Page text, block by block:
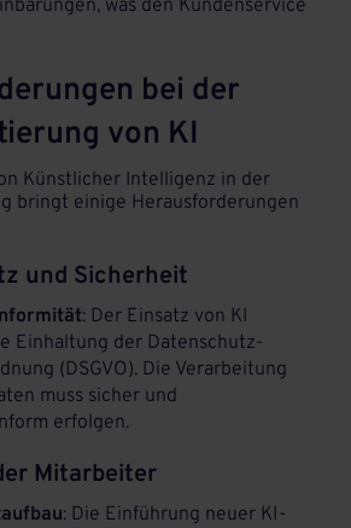
was den Kundenservice
bei der
von KI
Künstlicher Intelligenz in der
bringt einige Herausforderungen
und Sicherheit
: Der Einsatz von KI
Einhaltung der Datenschutz-
(DSGVO). Die Verarbeitung
muss sicher und
erfolgen.
Mitarbeiter
: Die Einführung neuer KI-